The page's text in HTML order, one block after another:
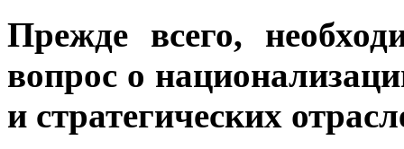
Прежде всего,
вопрос о
и стратегических